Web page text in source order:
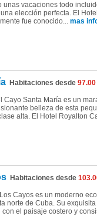
unas vacaciones todo
elección perfecta. El
fue conocido... mas
Habitaciones desde 97.00
Cayo Santa María es un
belleza de esta
alta. El Hotel Royalton
Habitaciones desde
Cayos es un moderno
norte de Cuba. Su
el paisaje costero y